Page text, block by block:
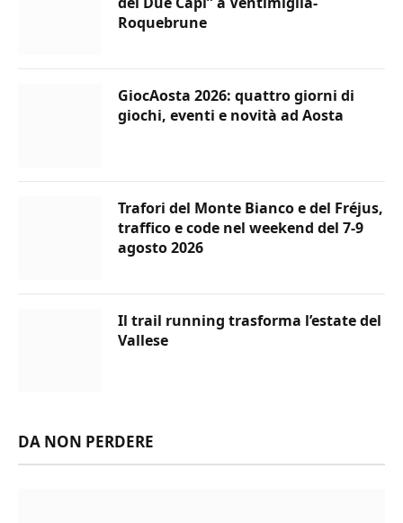
Roquebrune
GiocAosta 2026: quattro giorni di
giochi, eventi e novità ad Aosta
Trafori del Monte Bianco e del Fréjus,
traffico e code nel weekend del 7-9
agosto 2026
Il trail running trasforma l’estate del
Vallese
DA NON PERDERE